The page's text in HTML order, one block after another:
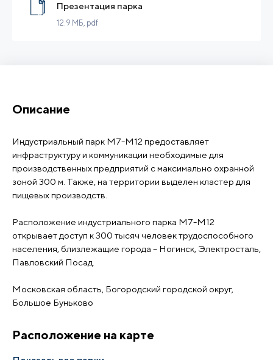
Презентация парка
12.9 МБ, pdf
Описание
Индустриальный парк М7-М12 предоставляет
инфраструктуру и коммуникации необходимые для
производственных предприятий с максимально охранной
зоной 300 м. Также, на территории выделен кластер для
пищевых производств.
Расположение индустриального парка М7-М12
открывает доступ к 300 тысяч человек трудоспособного
населения, близлежащие города – Ногинск, Электросталь,
Павловский Посад.
Московская область, Богородский городской округ,
Большое Буньково
Расположение на карте